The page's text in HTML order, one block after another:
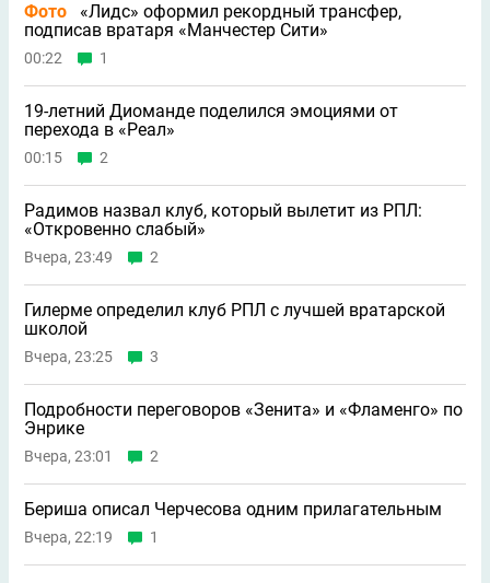
Фото
«Лидс» оформил рекордный трансфер,
подписав вратаря «Манчестер Сити»
00:22 1
19-летний Диоманде поделился эмоциями от
перехода в «Реал»
00:15 2
Радимов назвал клуб, который вылетит из РПЛ:
«Откровенно слабый»
Вчера, 23:49 2
Гилерме определил клуб РПЛ с лучшей вратарской
школой
Вчера, 23:25 3
Подробности переговоров «Зенита» и «Фламенго» по
Энрике
Вчера, 23:01 2
Бериша описал Черчесова одним прилагательным
Вчера, 22:19 1